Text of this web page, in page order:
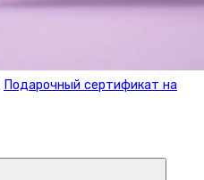
Подарочный сертификат на